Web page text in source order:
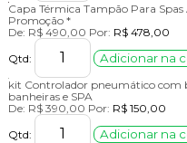
Capa Térmica Tampão Para
Promoção *
De: R$ 490,00 Por: R$ 478,00
Qtd:
Adicionar na
kit Controlador pneumático com
banheiras e SPA
De: R$ 390,00 Por: R$ 150,00
Qtd:
Adicionar na